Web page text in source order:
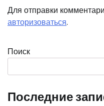
Для отправки
авторизоваться.
Поиск
Последние